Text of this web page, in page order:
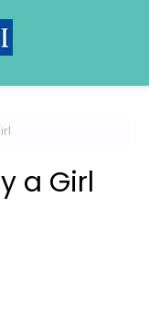
a Girl